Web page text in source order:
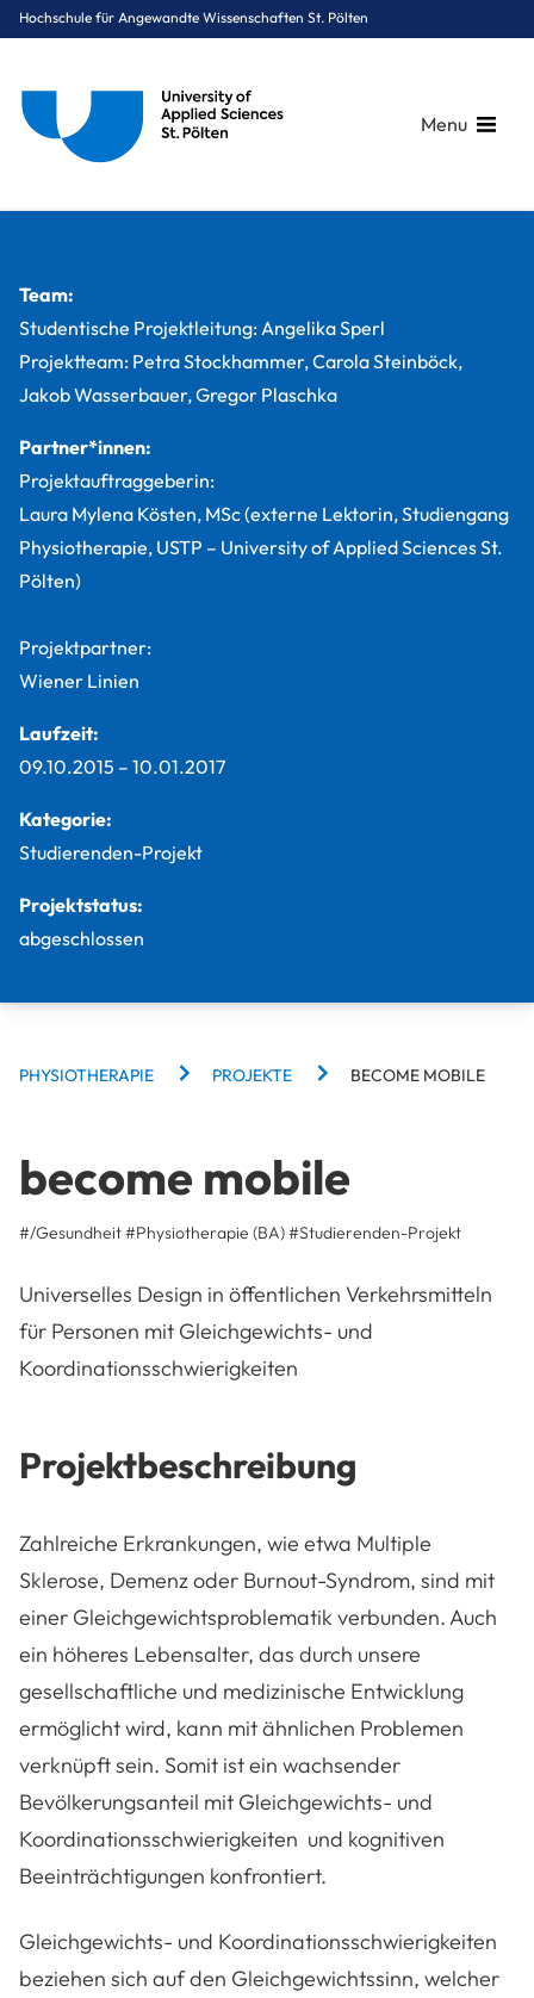
Hochschule für Angewandte Wissenschaften St. Pölten
Menu
Team:
Studentische Projektleitung: Angelika Sperl
Projektteam: Petra Stockhammer, Carola Steinböck,
Jakob Wasserbauer, Gregor Plaschka
Partner*innen:
Projektauftraggeberin:
Laura Mylena Kösten, MSc (externe Lektorin, Studiengang
Physiotherapie, USTP – University of Applied Sciences St.
Pölten)
Projektpartner:
Wiener Linien
Laufzeit:
09.10.2015 – 10.01.2017
Kategorie:
Studierenden-Projekt
Projektstatus:
abgeschlossen
BREADCRUMBS
PHYSIOTHERAPIE PROJEKTE BECOME MOBILE
become mobile
#/Gesundheit#Physiotherapie (BA)#Studierenden-Projekt
Universelles Design in öffentlichen Verkehrsmitteln
für Personen mit Gleichgewichts- und
Koordinationsschwierigkeiten
Projektbeschreibung
Zahlreiche Erkrankungen, wie etwa Multiple
Sklerose, Demenz oder Burnout-Syndrom, sind mit
einer Gleichgewichtsproblematik verbunden. Auch
ein höheres Lebensalter, das durch unsere
gesellschaftliche und medizinische Entwicklung
ermöglicht wird, kann mit ähnlichen Problemen
verknüpft sein. Somit ist ein wachsender
Bevölkerungsanteil mit Gleichgewichts- und
Koordinationsschwierigkeiten und kognitiven
Beeinträchtigungen konfrontiert.
Gleichgewichts- und Koordinationsschwierigkeiten
beziehen sich auf den Gleichgewichtssinn, welcher